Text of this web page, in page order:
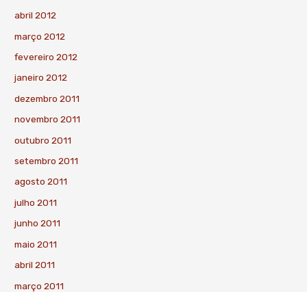
abril 2012
março 2012
fevereiro 2012
janeiro 2012
dezembro 2011
novembro 2011
outubro 2011
setembro 2011
agosto 2011
julho 2011
junho 2011
maio 2011
abril 2011
março 2011